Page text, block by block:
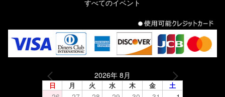
すべてのイベント
2026年 8月
日 月 火 水 木 金 土